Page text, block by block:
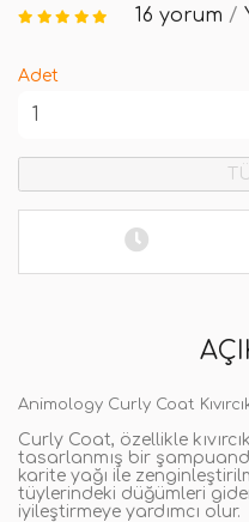
16 yorum /
Adet
Animology Curly Coat
Curly Coat, özellikle
tasarlanmış bir
karite yağı ile
tüylerindeki düğümleri
iyileştirmeye yardımcı olur.